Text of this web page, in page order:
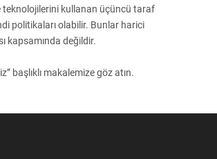
teknolojilerini kullanan üçüncü taraf
politikaları olabilir. Bunlar harici
kapsamında değildir.
” başlıklı makalemize göz atın.